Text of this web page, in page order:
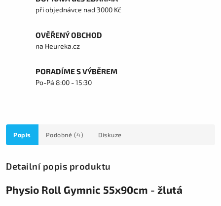
při objednávce nad 3000 Kč
OVĚŘENÝ OBCHOD
na Heureka.cz
PORADÍME S VÝBĚREM
Po-Pá 8:00 - 15:30
Popis Podobné (4) Diskuze
Detailní popis produktu
Physio Roll Gymnic 55x90cm - žlutá